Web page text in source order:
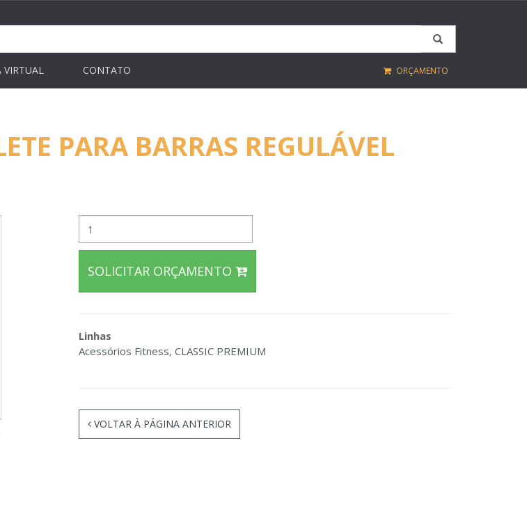
VIRTUAL CONTATO ORÇAMENTO
PARA BARRAS REGULÁVEL
SOLICITAR ORÇAMENTO
Linhas
Acessórios Fitness, CLASSIC PREMIUM
VOLTAR À PÁGINA ANTERIOR